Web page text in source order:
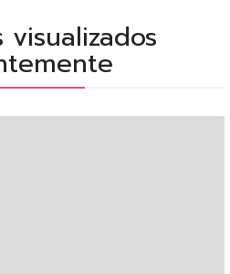
visualizados